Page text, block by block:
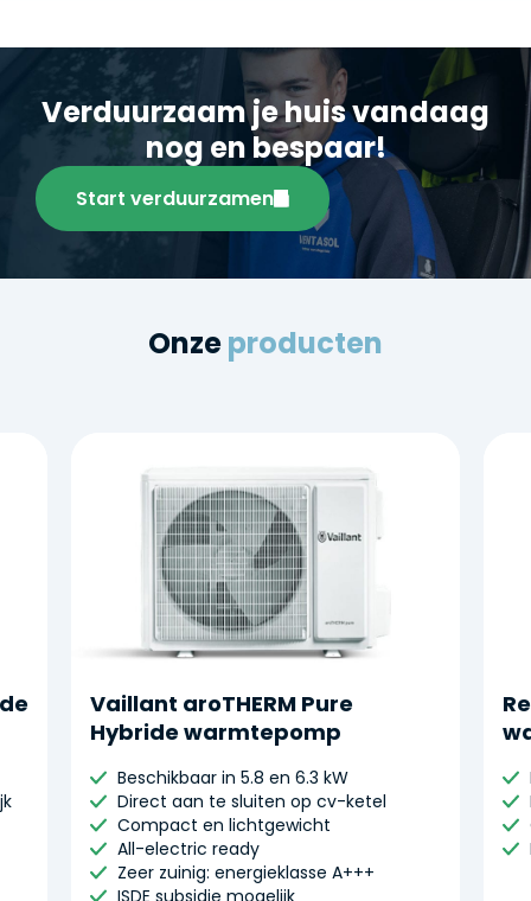
Verduurzaam je huis vandaag
nog en bespaar!
Start verduurzamen
Onzeproducten
Vaillant aroTHERM Pure
Hybride warmtepomp
Beschikbaar in 5.8 en 6.3 kW
Direct aan te sluiten op cv-ketel
Compact en lichtgewicht
⁠All-electric ready
⁠Zeer zuinig: energieklasse A+++
⁠ISDE subsidie mogelijk